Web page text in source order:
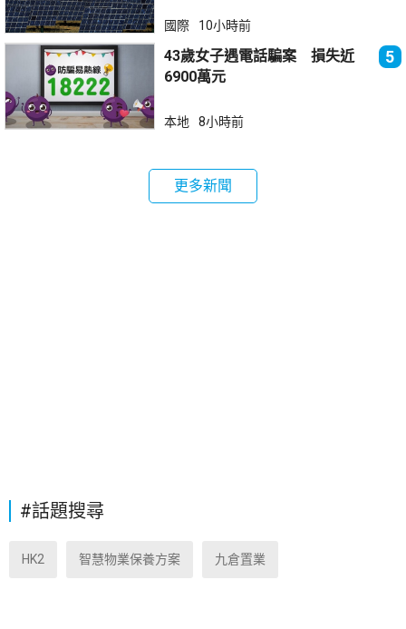
國際 10小時前
43歲女子遇電話騙案 損失近
6900萬元
5
本地 8小時前
更多新聞
#話題搜尋
HK2 智慧物業保養方案 九倉置業